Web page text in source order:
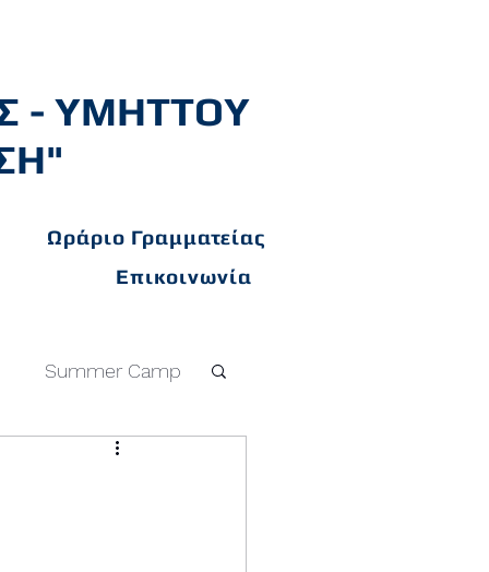
- ΥΜΗΤΤΟΥ
Ωράριο Γραμματείας
Επικοινωνία
Summer Camp